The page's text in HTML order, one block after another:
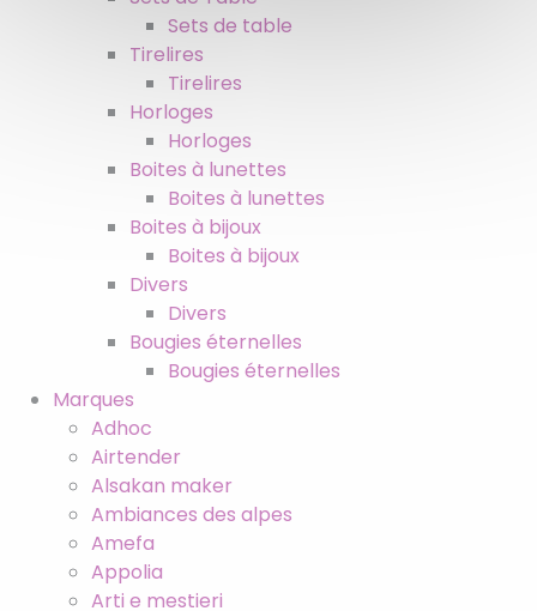
Sets de table
Tirelires
Tirelires
Horloges
Horloges
Boites à lunettes
Boites à lunettes
Boites à bijoux
Boites à bijoux
Divers
Divers
Bougies éternelles
Bougies éternelles
Marques
Adhoc
Airtender
Alsakan maker
Ambiances des alpes
Amefa
Appolia
Arti e mestieri